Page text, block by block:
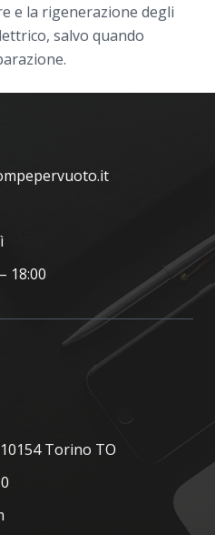
e la rigenerazione degli
salvo quando
18:00
Torino TO